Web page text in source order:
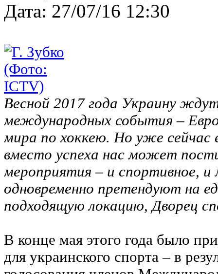
Дата: 27/07/16 12:30
Весной 2017 года Украину
международных события –
мира по хоккею. Но уже сейчас
вместо успеха нас может
мероприятия – и спортивное, и
одновременно претендуют на
подходящую локацию, Дворец
В конце мая этого года было
для украинского спорта – в